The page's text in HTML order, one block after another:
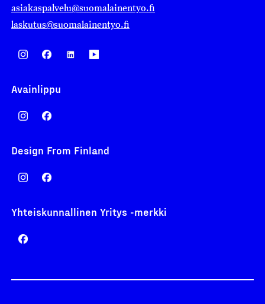
asiakaspalvelu@suomalainentyo.fi
laskutus@suomalainentyo.fi
Avainlippu
Design From Finland
Yhteiskunnallinen Yritys -merkki